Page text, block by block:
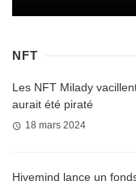
NFT
Les NFT Milady
aurait été piraté
18 mars 2024
Hivemind lance un